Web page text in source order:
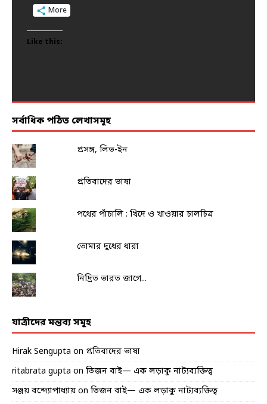
More
Like this:
More
Like this:
More
Like this:
More
Like this:
More
Like this:
সর্বাধিক পঠিত লেখাসমূহ
প্রসঙ্গ, লিভ-ইন
প্রতিবাদের ভাষা
পথের পাঁচালি : খিদে ও খাওয়ার চালচিত্র
তোমার দুধের ধারা
নিদ্রিত ভারত জাগে...
যাত্রীদের মন্তব্য সমূহ
Hirak Sengupta on প্রতিবাদের ভাষা
ritabrata gupta on তিজন বাই— এক লড়াকু নাট্যব্যক্তিত্ব
সঞ্জয় বন্দ্যোপাধ্যায় on তিজন বাই— এক লড়াকু নাট্যব্যক্তিত্ব